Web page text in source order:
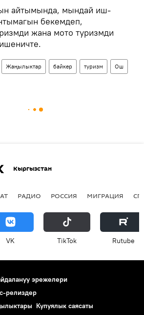
айтымында, мындай иш-
бекемдеп,
жана мото туризмди
Жаңылыктар байкер туризм Ош
Кыргызстан
РАДИО РОССИЯ МИГРАЦИЯ
VK ТikТоk Rutube
эрежелери
релиздер
Купуялык саясаты